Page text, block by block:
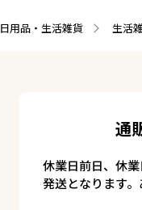
日用品・生活雑貨 生活
通
休業日前日、休
発送となります。